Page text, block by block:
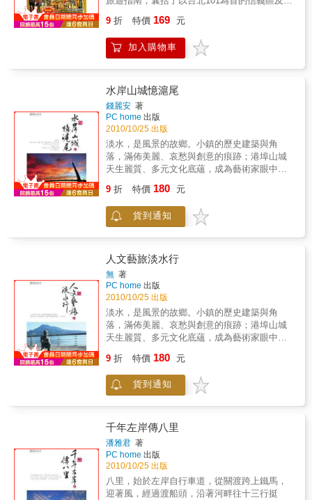
動物園和貓空茶區，是一揉合潮流時尚與城郊
綠野的都會旅遊圈。全書共蒐羅140個人氣景
點、百貨商圈，與400家吃喝買憩住名店，搭配
9 折 特價 169 元
加入購物車
水岸山城憶滬尾
錢麗安 著
PC home 出版
2010/10/25 出版
淡水，是風景的故鄉。小鎮的歷史建築與角
落，滿佈美麗、哀愁與創意的痕跡；港埠山城
天生麗質、多元文化底蘊，成為藝術家眼中的
聖、移居深耕，更撫慰了許多遊子寂寥的心。
馬偕在此種下，教會、醫療、教育基業，迄今
綿延不絕，是不朽的臺灣傳奇，更是淡水歷史
的角度，引領讀者重新認識過去最熟悉、卻又
似懂非懂的淡水小鎮。書中詳盡收錄淡水的各
級古蹟、古厝和傳統聚落，並一網打盡認識淡
水的八種方式，無論是想在金色水岸走一遭，
閒憩漫遊水上森林、探訪紅樹林生態之旅，還
是要騎孔明車，往西淡水兜風去，再穿街鑽巷
尋寶趣，體驗異國色彩傳奇，或是要重返當
年，來一趟追星大發現，也可以乘風波浪，在
藍天碧波的水絲路上，一睹當年馬偕上岸時的
傳統聚落之美再現，都是不容錯過的選擇。
9 折 特價 180 元
貨到通知
人文藝旅淡水行
無 著
PC home 出版
2010/10/25 出版
淡水，是風景的故鄉。小鎮的歷史建築與角
落，滿佈美麗、哀愁與創意的痕跡；港埠山城
天生麗質、多元文化底蘊，成為藝術家眼中的
聖、移居深耕，更撫慰了許多遊子寂寥的心。
馬偕在此種下，教會、醫療、教育基業，迄今
綿延不絕，是不朽的臺灣傳奇，更是淡水歷史
景、教育人文，從全面觀的角度，引領讀者重
新認識過去最熟悉、卻又似懂非懂的淡水小
鎮。
9 折 特價 180 元
貨到通知
千年左岸傳八里
潘雅君 著
PC home 出版
2010/10/25 出版
八里，始於左岸自行車道，從關渡跨上鐵馬，
迎著風，經過渡船頭，沿著河畔往十三行挺